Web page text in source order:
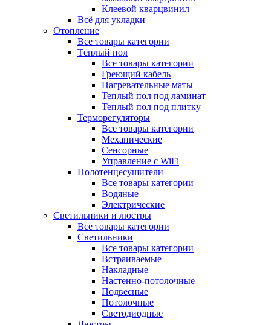
Клеевой кварцвинил
Всё для укладки
Отопление
Все товары категории
Тёплый пол
Все товары категории
Греющий кабель
Нагревательные маты
Теплый пол под ламинат
Теплый пол под плитку
Терморегуляторы
Все товары категории
Механические
Сенсорные
Управление с WiFi
Полотенцесушители
Все товары категории
Водяные
Электрические
Светильники и люстры
Все товары категории
Светильники
Все товары категории
Встраиваемые
Накладные
Настенно-потолочные
Подвесные
Потолочные
Светодиодные